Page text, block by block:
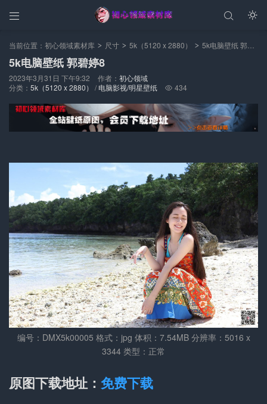
 

当前位置： 初心领域素材库 > 尺寸 > 5k（5120 x 2880） > 5k电脑壁纸 郭碧婷8
5k电脑壁纸 郭碧婷8
2023年3月31日 下午9:32 作者： 初心领域
分类： 5k（5120 x 2880） /电脑影视/明星壁纸  434
编号：DMX5k00005 格式：jpg 体积：7.54MB 分辨率：5016 x
3344 类型：正常
原图下载地址： 免费下载